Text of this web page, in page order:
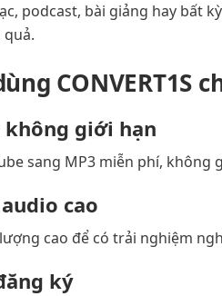
podcast, bài giảng hay bất
CONVERT1S
không giới hạn
sang MP3 miễn phí,
cao
cao để có trải nghiệm
ký